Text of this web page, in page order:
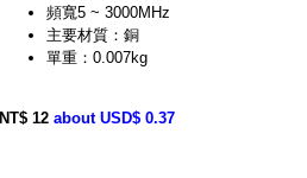
頻寬5 ~ 3000MHz
主要材質：銅
單重：0.007kg
NT$ 12 about USD$ 0.37